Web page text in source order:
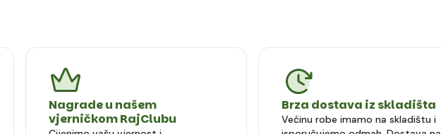
Nagrade u našem
vjerničkom RajClubu
Brza dostava iz skladišta
Većinu robe imamo na skladištu i